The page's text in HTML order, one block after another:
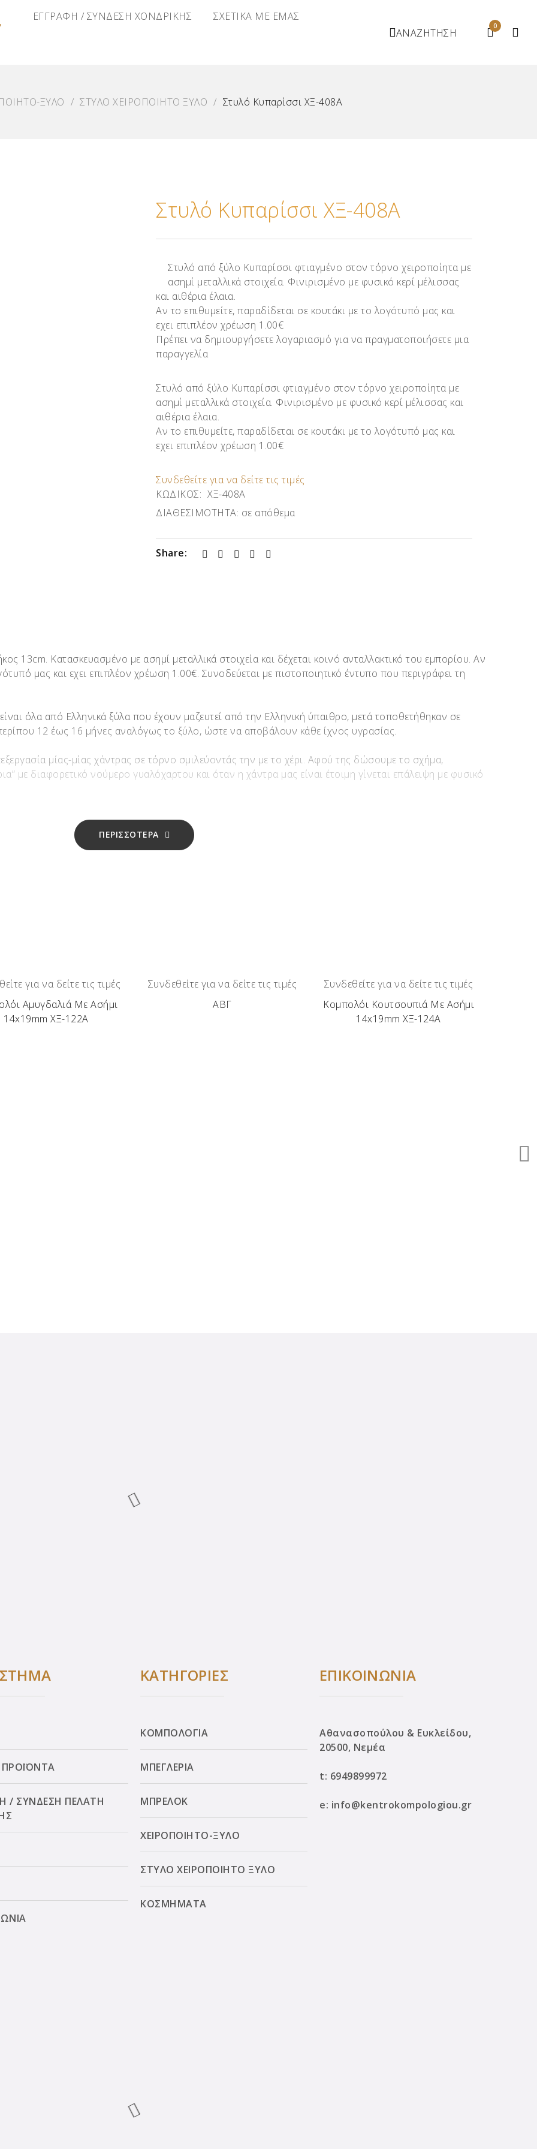
ΕΓΓΡΑΦΗ / ΣΥΝΔΕΣΗ ΧΟΝΔΡΙΚΗΣ ΣΧΕΤΙΚΑ ΜΕ ΕΜΑΣ
0
ΑΝΑΖΗΤΗΣΗ
ΞΥΛΟ / ΣΤΥΛΟ ΧΕΙΡΟΠΟΙΗΤΟ ΞΥΛΟ / Στυλό Κυπαρίσσι ΧΞ-408Α
Στυλό Κυπαρίσσι ΧΞ-408Α
Στυλό από ξύλο Κυπαρίσσι φτιαγμένο στον τόρνο χειροποίητα με
ασημί μεταλλικά στοιχεία. Φινιρισμένο με φυσικό κερί μέλισσας
και αιθέρια έλαια.
Αν το επιθυμείτε, παραδίδεται σε κουτάκι με το λογότυπό μας και
εχει επιπλέον χρέωση 1.00€
Πρέπει να δημιουργήσετε λογαριασμό για να πραγματοποιήσετε μια
παραγγελία
Στυλό από ξύλο Κυπαρίσσι φτιαγμένο στον τόρνο χειροποίητα με
ασημί μεταλλικά στοιχεία. Φινιρισμένο με φυσικό κερί μέλισσας και
αιθέρια έλαια.
Αν το επιθυμείτε, παραδίδεται σε κουτάκι με το λογότυπό μας και
εχει επιπλέον χρέωση 1.00€
Συνδεθείτε για να δείτε τις τιμές
ΚΩΔΙΚΟΣ: ΧΞ-408Α
ΔΙΑΘΕΣΙΜΟΤΗΤΑ: σε απόθεμα
Share:
13cm. Kατασκευασμένο με ασημί μεταλλικά στοιχεία και δέχεται κοινό ανταλλακτικό του εμπορίου. Αν
μας και εχει επιπλέον χρέωση 1.00€. Συνοδεύεται με πιστοποιητικό έντυπο που περιγράφει τη
όλα από Ελληνικά ξύλα που έχουν μαζευτεί από την Ελληνική ύπαιθρο, μετά τοποθετήθηκαν σε
12 έως 16 μήνες αναλόγως το ξύλο, ώστε να αποβάλουν κάθε ίχνος υγρασίας.
μίας-μίας χάντρας σε τόρνο σμιλεύοντάς την με το χέρι. Αφού της δώσουμε το σχήμα,
με διαφορετικό νούμερο γυαλόχαρτου και όταν η χάντρα μας είναι έτοιμη γίνεται επάλειψη με φυσικό
άλλο ακόμα και από το ίδιο κομμάτι ξύλου!
Στυλού, τι κρατάει στα χέρια του. Λόγω της ιδιαιτερότητάς τους, όπως αντιλαμβάνεστε, είναι
ΠΕΡΙΣΣΟΤΕΡΑ
για να δείτε τις τιμές
Αμυγδαλιά Με Ασήμι
14x19mm ΧΞ-122Α
Συνδεθείτε για να δείτε τις τιμές
ΑΒΓ
Συνδεθείτε για να δείτε τις τιμές
Κομπολόι Κουτσουπιά Με Ασήμι
14x19mm ΧΞ-124Α
/ ΣΥΝΔΕΣΗ ΠΕΛΑΤΗ
ΚΑΤΗΓΟΡΙΕΣ
ΚΟΜΠΟΛΟΓΙΑ
ΜΠΕΓΛΕΡΙΑ
ΜΠΡΕΛΟΚ
ΧΕΙΡΟΠΟΙΗΤΟ-ΞΥΛΟ
ΣΤΥΛΟ ΧΕΙΡΟΠΟΙΗΤΟ ΞΥΛΟ
ΚΟΣΜΗΜΑΤΑ
ΕΠΙΚΟΙΝΩΝΙΑ
Αθανασοπούλου & Ευκλείδου,
20500, Νεμέα
t: 6949899972
e: info@kentrokompologiou.gr